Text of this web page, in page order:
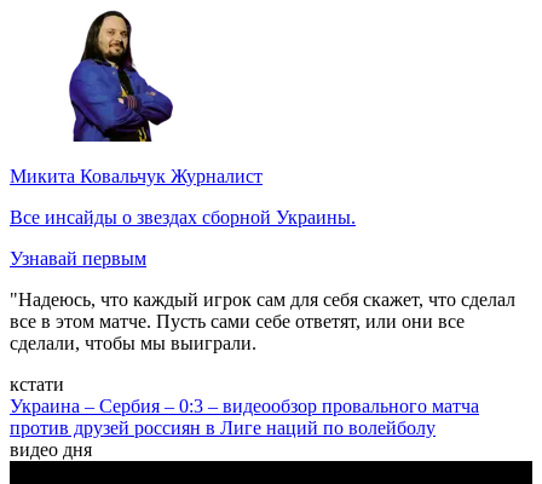
Микита Ковальчук Журналист
Все инсайды о звездах сборной Украины.
Узнавай первым
"Надеюсь, что каждый игрок сам для себя скажет, что сделал
все в этом матче. Пусть сами себе ответят, или они все
сделали, чтобы мы выиграли.
кстати
Украина – Сербия – 0:3 – видеообзор провального матча
против друзей россиян в Лиге наций по волейболу
видео дня